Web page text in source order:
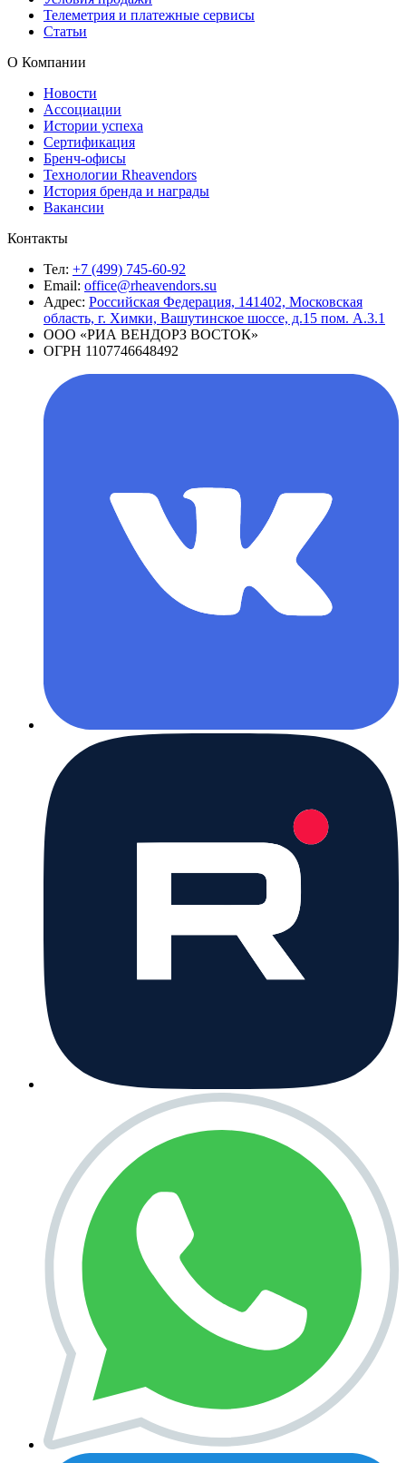
Телеметрия и платежные сервисы
Статьи
О Компании
Новости
Ассоциации
Истории успеха
Сертификация
Бренч-офисы
Технологии Rheavendors
История бренда и награды
Вакансии
Контакты
Тел: +7 (499) 745-60-92
Email: office@rheavendors.su
Адрес: Российская Федерация, 141402, Московская
область, г. Химки, Вашутинское шоссе, д.15 пом. А.3.1
ООО «РИА ВЕНДОРЗ ВОСТОК»
ОГРН 1107746648492